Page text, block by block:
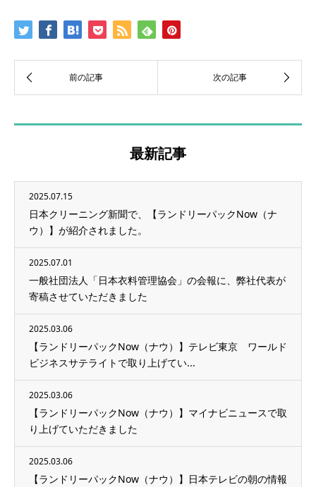
最新記事
2025.07.15
日本クリーニング新聞で、【ランドリーパックNow（ナ
ウ）】が紹介されました。
2025.07.01
一般社団法人「日本衣料管理協会」の会報に、弊社代表が
寄稿させていただきました
2025.03.06
【ランドリーパックNow（ナウ）】テレビ東京 ワールド
ビジネスサテライトで取り上げてい...
2025.03.06
【ランドリーパックNow（ナウ）】マイナビニュースで取
り上げていただきました
2025.03.06
【ランドリーパックNow（ナウ）】日本テレビの朝の情報